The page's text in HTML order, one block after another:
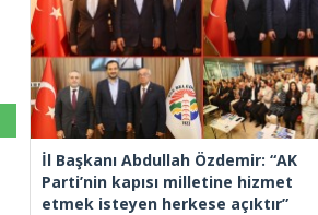
İl Başkanı Abdullah Özdemir: “AK
Parti’nin kapısı milletine hizmet
etmek isteyen herkese açıktır”